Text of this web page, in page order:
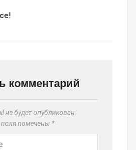
комментарий
не будет опубликован.
помечены *